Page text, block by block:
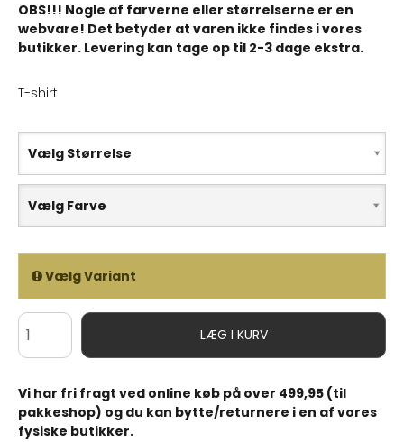
OBS!!! Nogle af farverne eller størrelserne er en
webvare! Det betyder at varen ikke findes i vores
butikker. Levering kan tage op til 2-3 dage ekstra.
T-shirt
Vælg Størrelse
Vælg Farve
Vælg Variant
LÆG I KURV
Vi har fri fragt ved online køb på over 499,95 (til
pakkeshop) og du kan bytte/returnere i en af vores
fysiske butikker.